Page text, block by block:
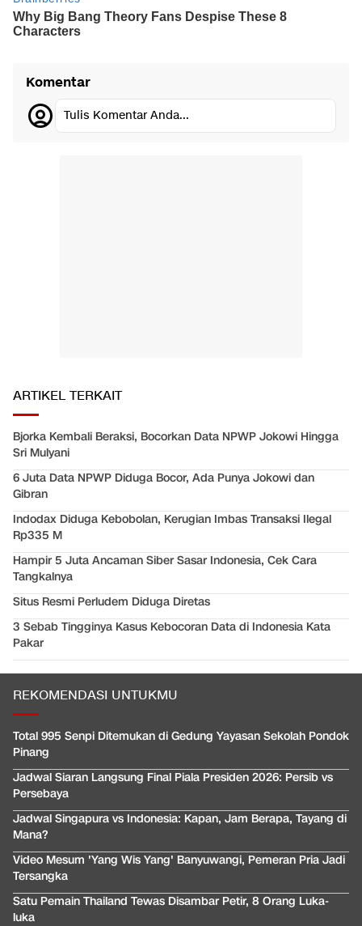
Komentar
Tulis Komentar Anda...
ARTIKEL TERKAIT
Bjorka Kembali Beraksi, Bocorkan Data NPWP Jokowi Hingga
Sri Mulyani
6 Juta Data NPWP Diduga Bocor, Ada Punya Jokowi dan
Gibran
Indodax Diduga Kebobolan, Kerugian Imbas Transaksi Ilegal
Rp335 M
Hampir 5 Juta Ancaman Siber Sasar Indonesia, Cek Cara
Tangkalnya
Situs Resmi Perludem Diduga Diretas
3 Sebab Tingginya Kasus Kebocoran Data di Indonesia Kata
Pakar
REKOMENDASI UNTUKMU
Total 995 Senpi Ditemukan di Gedung Yayasan Sekolah Pondok
Pinang
Jadwal Siaran Langsung Final Piala Presiden 2026: Persib vs
Persebaya
Jadwal Singapura vs Indonesia: Kapan, Jam Berapa, Tayang di
Mana?
Video Mesum 'Yang Wis Yang' Banyuwangi, Pemeran Pria Jadi
Tersangka
Satu Pemain Thailand Tewas Disambar Petir, 8 Orang Luka-
luka